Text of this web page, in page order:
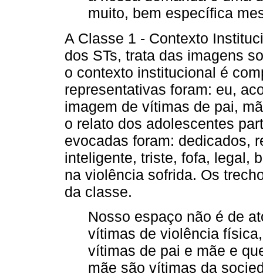
muito, bem específica
A Classe 1 - Contexto
dos STs, trata das imagens
o contexto institucional é
representativas foram: eu,
imagem de vítimas de pai,
o relato dos adolescentes
evocadas foram: dedicados,
inteligente, triste, fofa, legal,
na violência sofrida. Os
da classe.
Nosso espaço não é de
vítimas de violência
vítimas de pai e mãe e
mãe são vítimas da